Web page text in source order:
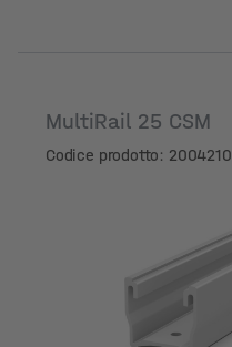
MultiRail 25 CSM
Codice prodotto: 2004210